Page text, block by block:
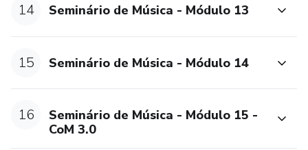
14 Seminário de Música - Módulo 13
15 Seminário de Música - Módulo 14
16
Seminário de Música - Módulo 15 -
CoM 3.0